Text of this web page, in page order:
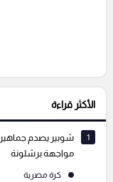
التعليقات السابقة
الأكثر قراءة
1
شوبير يصدم
مواجهة برشلونة
كرة مصرية